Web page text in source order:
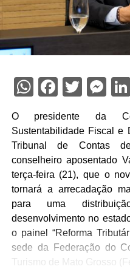
WhatsApp
O presidente da
Sustentabilidade Fiscal e
Tribunal de Contas
conselheiro aposentado
terça-feira (21), que o
tornará a arrecadação
para uma
desenvolvimento no
o painel “Reforma
sede da Federação do
Turismo de Mato Grosso